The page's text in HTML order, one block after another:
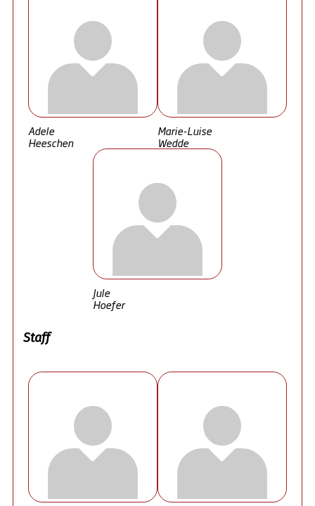
Adele
Heeschen
Marie-Luise
Wedde
Jule
Hoefer
Staff